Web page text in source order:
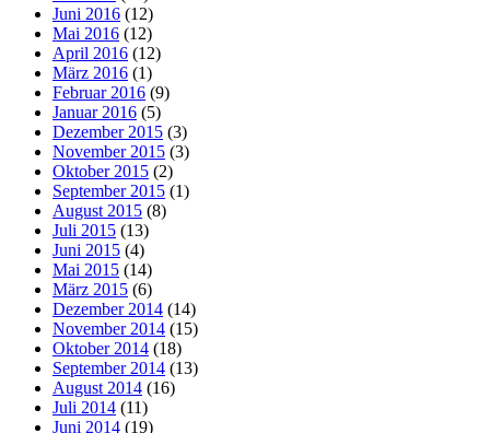
Juni 2016 (12)
Mai 2016 (12)
April 2016 (12)
März 2016 (1)
Februar 2016 (9)
Januar 2016 (5)
Dezember 2015 (3)
November 2015 (3)
Oktober 2015 (2)
September 2015 (1)
August 2015 (8)
Juli 2015 (13)
Juni 2015 (4)
Mai 2015 (14)
März 2015 (6)
Dezember 2014 (14)
November 2014 (15)
Oktober 2014 (18)
September 2014 (13)
August 2014 (16)
Juli 2014 (11)
Juni 2014 (19)